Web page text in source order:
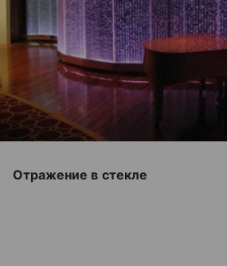
Отражение в стекле